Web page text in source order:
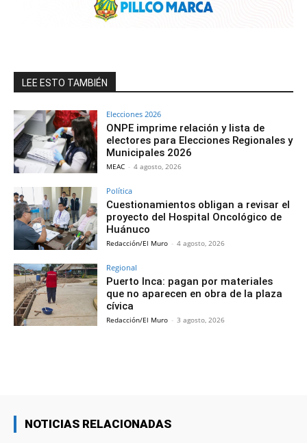
LEE ESTO TAMBIÉN
Elecciones 2026
ONPE imprime relación y lista de
electores para Elecciones Regionales y
Municipales 2026
MEAC - 4 agosto, 2026
Política
Cuestionamientos obligan a revisar el
proyecto del Hospital Oncológico de
Huánuco
Redacción/El Muro - 4 agosto, 2026
Regional
Puerto Inca: pagan por materiales
que no aparecen en obra de la plaza
cívica
Redacción/El Muro - 3 agosto, 2026
NOTICIAS RELACIONADAS